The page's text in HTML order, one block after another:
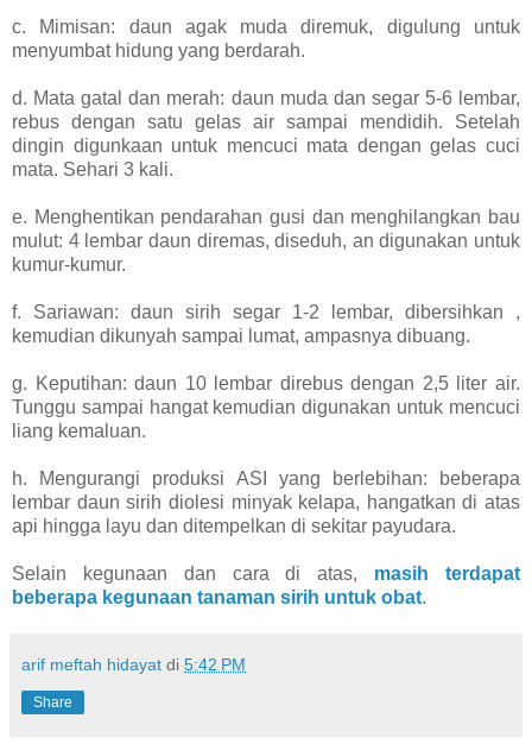
c. Mimisan: daun agak muda diremuk, digulung untuk
menyumbat hidung yang berdarah.
d. Mata gatal dan merah: daun muda dan segar 5-6 lembar,
rebus dengan satu gelas air sampai mendidih. Setelah
dingin digunkaan untuk mencuci mata dengan gelas cuci
mata. Sehari 3 kali.
e. Menghentikan pendarahan gusi dan menghilangkan bau
mulut: 4 lembar daun diremas, diseduh, an digunakan untuk
kumur-kumur.
f. Sariawan: daun sirih segar 1-2 lembar, dibersihkan ,
kemudian dikunyah sampai lumat, ampasnya dibuang.
g. Keputihan: daun 10 lembar direbus dengan 2,5 liter air.
Tunggu sampai hangat kemudian digunakan untuk mencuci
liang kemaluan.
h. Mengurangi produksi ASI yang berlebihan: beberapa
lembar daun sirih diolesi minyak kelapa, hangatkan di atas
api hingga layu dan ditempelkan di sekitar payudara.
Selain kegunaan dan cara di atas, masih terdapat
beberapa kegunaan tanaman sirih untuk obat.
arif meftah hidayat di 5:42 PM
Share